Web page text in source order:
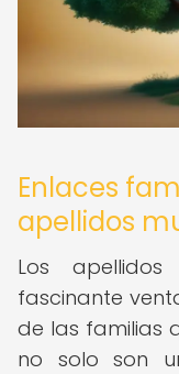
Enlaces
apellidos
Los
fascinante
de las familias
no solo son